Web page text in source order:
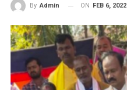
By Admin ON FEB 6, 2022